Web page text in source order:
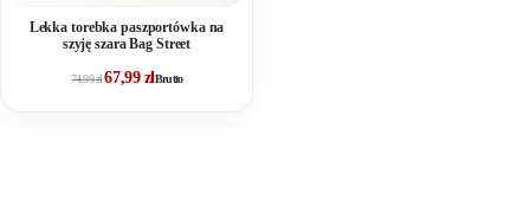
Lekka torebka paszportówka na
szyję szara Bag Street
74,99zł67,99 złBrutto